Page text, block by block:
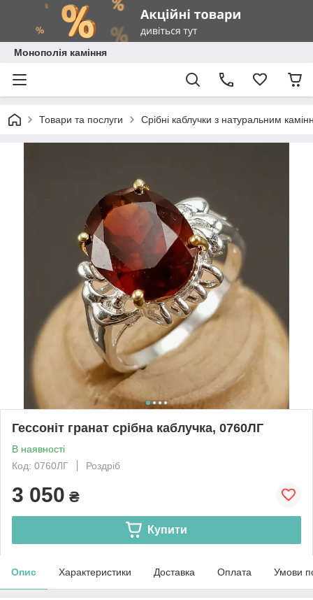
Монополія каміння
Товари та послуги Срібні каблучки з натуральним
Гессоніт гранат срібна каблучка, 0760ЛГ
В наявності
Код: 0760ЛГ
Роздріб
3 050 ₴
Купити
Опис Характеристики Доставка Оплата Умови